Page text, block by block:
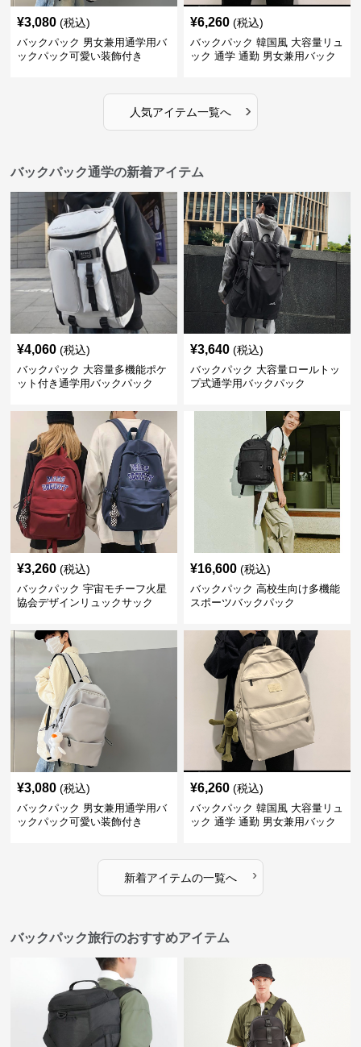
¥3,080 (税込)
バックパック 男女兼用通学用バ
ックパック可愛い装飾付き
¥6,260 (税込)
バックパック 韓国風 大容量リュ
ック 通学 通勤 男女兼用バック
人気アイテム一覧へ ›
バックパック通学の新着アイテム
¥4,060 (税込)
バックパック 大容量多機能ポケ
ット付き通学用バックパック
¥3,640 (税込)
バックパック 大容量ロールトッ
プ式通学用バックパック
¥3,260 (税込)
バックパック 宇宙モチーフ火星
協会デザインリュックサック
¥16,600 (税込)
バックパック 高校生向け多機能
スポーツバックパック
¥3,080 (税込)
バックパック 男女兼用通学用バ
ックパック可愛い装飾付き
¥6,260 (税込)
バックパック 韓国風 大容量リュ
ック 通学 通勤 男女兼用バック
新着アイテムの一覧へ ›
バックパック旅行のおすすめアイテム